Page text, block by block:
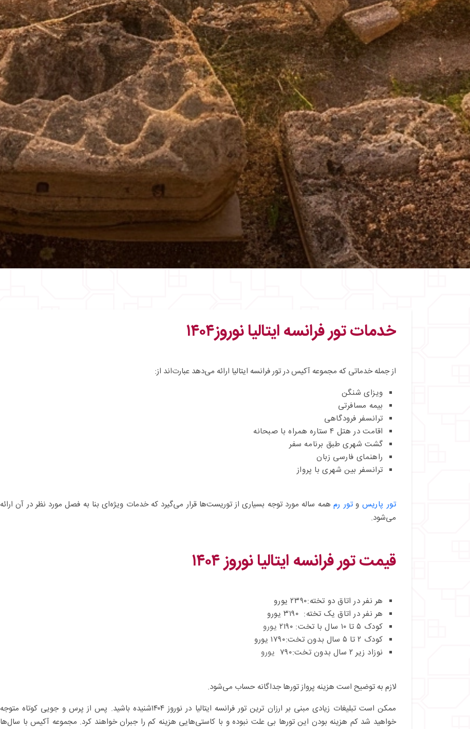
خدمات تور فرانسه ایتالیا نوروز۱۴۰۴
از جمله خدماتی که مجموعه آکیس در تور فرانسه ایتالیا ارائه می‌دهد عبارت‌اند از:
ویزای شنگن
بیمه مسافرتی
ترانسفر فرودگاهی
اقامت در هتل ۴ ستاره همراه با صبحانه
گشت شهری طبق برنامه سفر
راهنمای فارسی‌ زبان
ترانسفر بین شهری با پرواز
تور پاریس وتور رم همه ساله مورد توجه بسیاری از توریست‌ها قرار می‌گیرد که خدمات ویژه‌ای بنا به فصل مورد نظر در آن ارائه
می‌شود.
قیمتتور فرانسه ایتالیا نوروز ۱۴۰۴
هر نفر در اتاق دو تخته:۲۳۹۰ یورو
هر نفر در اتاق یک تخته: ۳۱۹۰ یورو
کودک ۵ تا ۱۰ سال با تخت: ۲۱۹۰
یورو
کودک ۲ تا ۵ سال بدون تخت:۱۷۹۰ یورو
نوزاد زیر ۲ سال بدون تخت:۷۹۰
یورو
لازم به توضیح است هزینه پرواز تورها جداگانه حساب می‌شود.
ممکن است تبلیغات زیادی مبنی بر ارزان ترین تور فرانسه ایتالیا در نوروز ۱۴۰۴شنیده باشید. پس از پرس و جویی کوتاه متوجه
خواهید شد کم هزینه بودن این تورها بی علت نبوده و با کاستی‌هایی هزینه کم را جبران خواهند کرد. مجموعه آکیس با سال‌ها